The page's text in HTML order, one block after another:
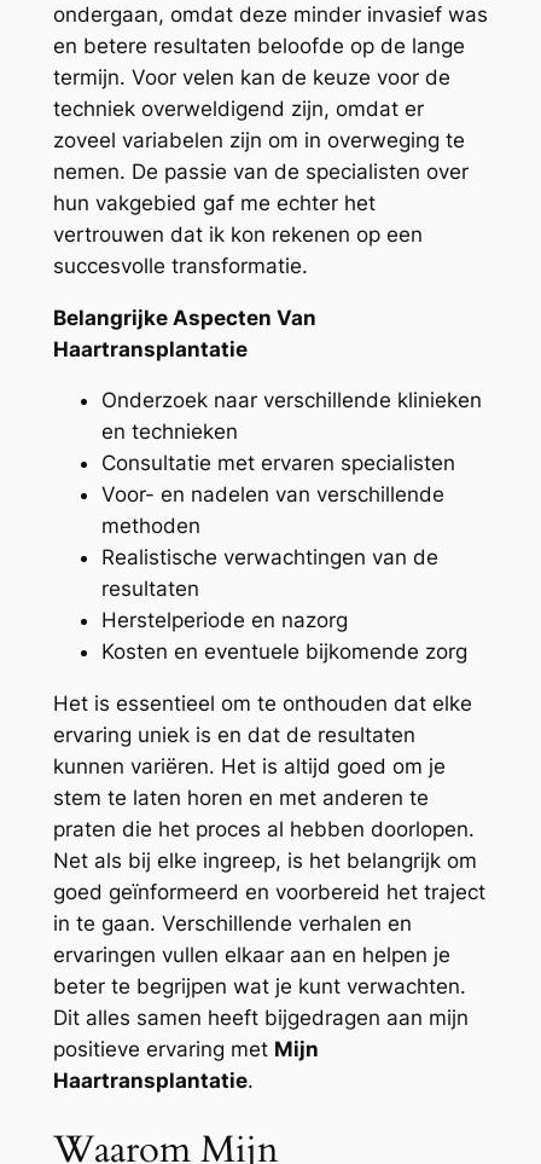
ondergaan, omdat deze minder invasief was
en betere resultaten beloofde op de lange
termijn. Voor velen kan de keuze voor de
techniek overweldigend zijn, omdat er
zoveel variabelen zijn om in overweging te
nemen. De passie van de specialisten over
hun vakgebied gaf me echter het
vertrouwen dat ik kon rekenen op een
succesvolle transformatie.
Belangrijke Aspecten Van
Haartransplantatie
Onderzoek naar verschillende klinieken
en technieken
Consultatie met ervaren specialisten
Voor- en nadelen van verschillende
methoden
Realistische verwachtingen van de
resultaten
Herstelperiode en nazorg
Kosten en eventuele bijkomende zorg
Het is essentieel om te onthouden dat elke
ervaring uniek is en dat de resultaten
kunnen variëren. Het is altijd goed om je
stem te laten horen en met anderen te
praten die het proces al hebben doorlopen.
Net als bij elke ingreep, is het belangrijk om
goed geïnformeerd en voorbereid het traject
in te gaan. Verschillende verhalen en
ervaringen vullen elkaar aan en helpen je
beter te begrijpen wat je kunt verwachten.
Dit alles samen heeft bijgedragen aan mijn
positieve ervaring met Mijn
Haartransplantatie.
Waarom Mijn